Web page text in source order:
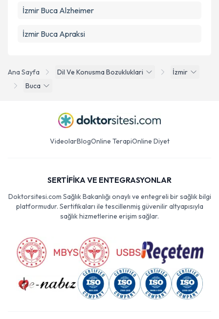
Ana Sayfa Dil Ve Konusma Bozukluklari
İzmir
Buca
İzmir Buca Alzheimer
İzmir Buca Apraksi
VideolarBlogOnline TerapiOnline Diyet
SERTİFİKA VE ENTEGRASYONLAR
Doktorsitesi.com Sağlık Bakanlığı onaylı ve entegreli bir sağlık bilgi
platformudur. Sertifikaları ile tescillenmiş güvenilir altyapısıyla
sağlık hizmetlerine erişim sağlar.